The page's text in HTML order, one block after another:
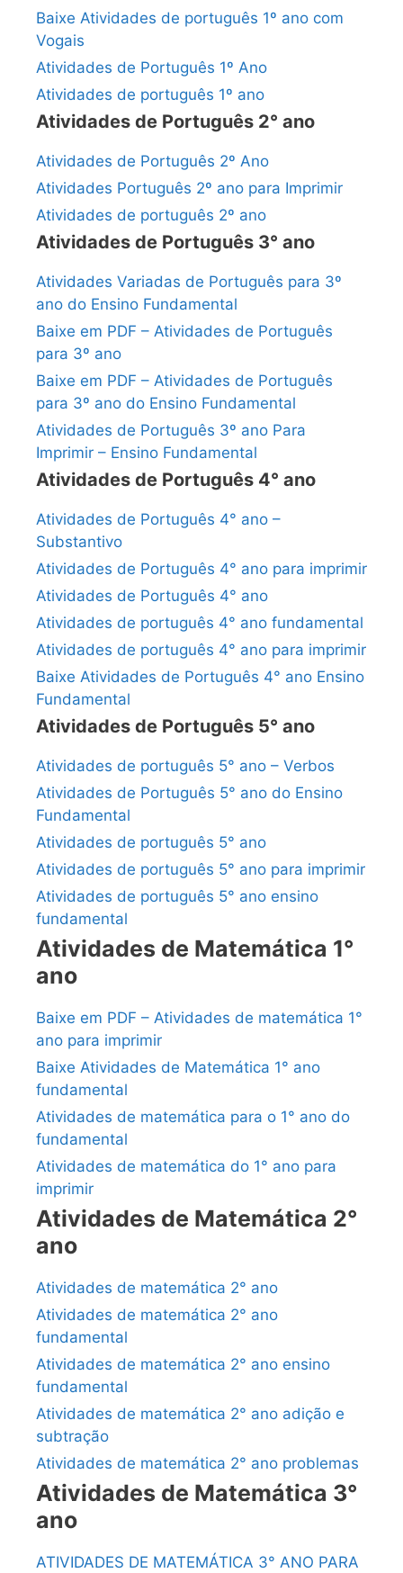
Baixe Atividades de português 1º ano com
Vogais
Atividades de Português 1º Ano
Atividades de português 1º ano
Atividades de Português 2° ano
Atividades de Português 2º Ano
Atividades Português 2º ano para Imprimir
Atividades de português 2º ano
Atividades de Português 3° ano
Atividades Variadas de Português para 3º
ano do Ensino Fundamental
Baixe em PDF – Atividades de Português
para 3º ano
Baixe em PDF – Atividades de Português
para 3º ano do Ensino Fundamental
Atividades de Português 3º ano Para
Imprimir – Ensino Fundamental
Atividades de Português 4° ano
Atividades de Português 4° ano –
Substantivo
Atividades de Português 4° ano para imprimir
Atividades de Português 4° ano
Atividades de português 4° ano fundamental
Atividades de português 4° ano para imprimir
Baixe Atividades de Português 4° ano Ensino
Fundamental
Atividades de Português 5° ano
Atividades de português 5° ano – Verbos
Atividades de Português 5° ano do Ensino
Fundamental
Atividades de português 5° ano
Atividades de português 5° ano para imprimir
Atividades de português 5° ano ensino
fundamental
Atividades de Matemática 1°
ano
Baixe em PDF – Atividades de matemática 1°
ano para imprimir
Baixe Atividades de Matemática 1° ano
fundamental
Atividades de matemática para o 1° ano do
fundamental
Atividades de matemática do 1° ano para
imprimir
Atividades de Matemática 2°
ano
Atividades de matemática 2° ano
Atividades de matemática 2° ano
fundamental
Atividades de matemática 2° ano ensino
fundamental
Atividades de matemática 2° ano adição e
subtração
Atividades de matemática 2° ano problemas
Atividades de Matemática 3°
ano
ATIVIDADES DE MATEMÁTICA 3° ANO PARA